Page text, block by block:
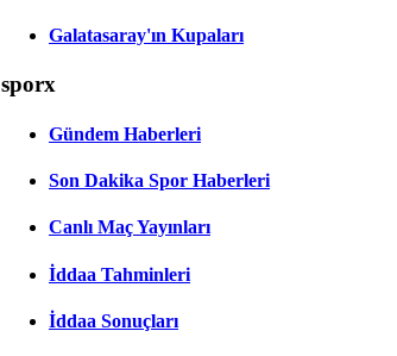
Galatasaray'ın Kupaları
sporx
Gündem Haberleri
Son Dakika Spor Haberleri
Canlı Maç Yayınları
İddaa Tahminleri
İddaa Sonuçları